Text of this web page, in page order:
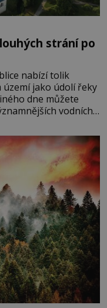
strání po
nabízí tolik
jako údolí řeky
dne můžete
vodních
památek ve